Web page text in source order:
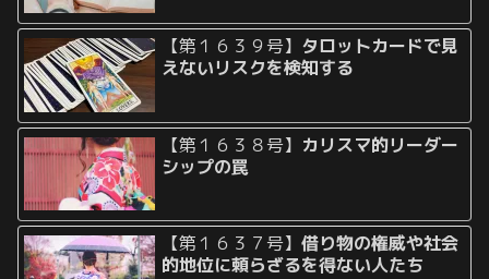
【第１６３９号】 タロットカードで見
えないリスクを検知する
【第１６３８号】 カリスマ的リーダー
シップの罠
【第１６３７号】借り物の権威や社会
的地位に頼らざるを得ない人たち